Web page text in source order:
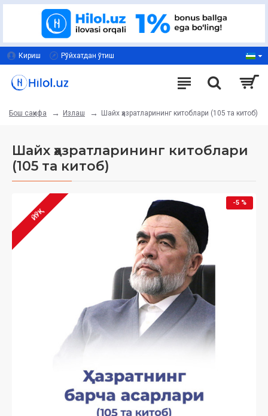
Кириш Рўйхатдан ўтиш
Бош саҳифа Излаш Шайх ҳазратларининг китоблари (105 та китоб)
Шайх ҳазратларининг китоблари
(105 та китоб)
-5 %
ЙЎҚ